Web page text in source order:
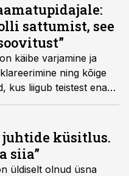
sattumist, see
käibe varjamine ja
ning kõige
kus liigub teistest enam
küsitlus.
siia”
üldiselt olnud üsna